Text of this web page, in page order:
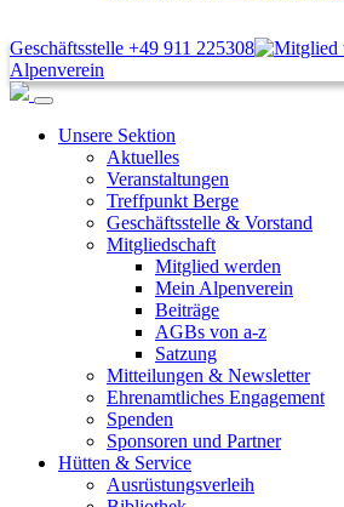
Geschäftsstelle +49 911 225308
Alpenverein
Unsere Sektion
Aktuelles
Veranstaltungen
Treffpunkt Berge
Geschäftsstelle & Vorstand
Mitgliedschaft
Mitglied werden
Mein Alpenverein
Beiträge
AGBs von a-z
Satzung
Mitteilungen & Newsletter
Ehrenamtliches Engagement
Spenden
Sponsoren und Partner
Hütten & Service
Ausrüstungsverleih